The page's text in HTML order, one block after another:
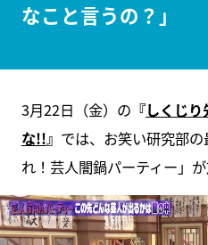
なこと言うの？」
3月22日（金）の 『しくじ
な!!』 では、お笑い研究部
れ！芸人闇鍋パーティー」が